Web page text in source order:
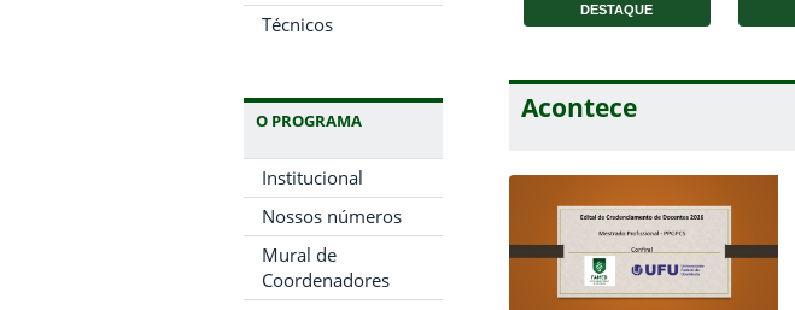
Técnicos
O PROGRAMA
Institucional
Nossos números
Mural de
Coordenadores
DESTAQUE
Acontece